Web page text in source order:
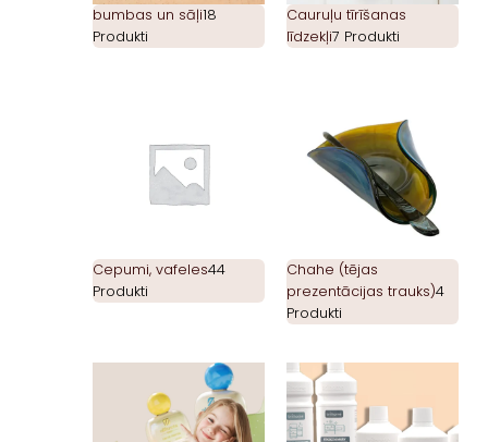
bumbas un sāļi18
Produkti
Cauruļu tīrīšanas
līdzekļi7 Produkti
Cepumi, vafeles44
Produkti
Chahe (tējas
prezentācijas trauks)4
Produkti